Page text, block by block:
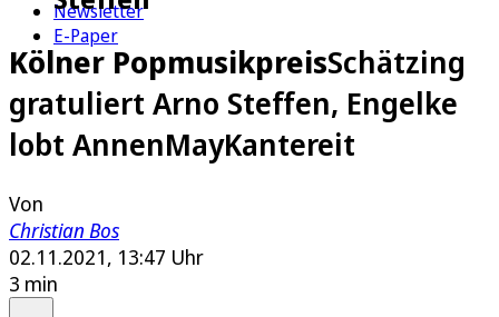
Newsletter
E-Paper
Kölner PopmusikpreisSchätzing
gratuliert Arno Steffen, Engelke
lobt AnnenMayKantereit
Von
Christian Bos
02.11.2021, 13:47 Uhr
3 min